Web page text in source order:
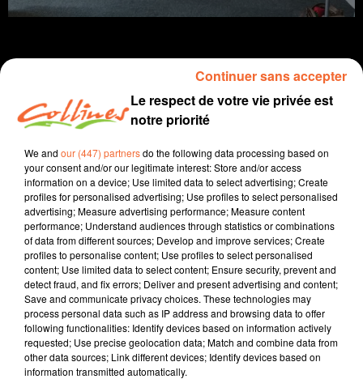
Infos
JOURNAL DU MARDI 11 AVRIL ( SOIR )
Patrice Bémanangy
L'info près de chez vous.
Nouvel épisode dans le dossier des bassines. La
justice vient une nouvelle fois de reconnaitre le bien-
fondé de ce projet porté par la Coop de l'Eau.
La seconde édition du job dating consacré à
l'alternance demain à Bressuire. Une 20aine
d'entreprise seront présentes.
L'étang de Beaurepaire situé en deux-sèvres et Maine
Le respect de votre vie privée est
notre priorité
We and our (447) partnersdo the following data processing based on
your consent and/or our legitimate interest: Store and/or access
information on a device; Use limited data to select advertising; Create
profiles for personalised advertising; Use profiles to select personalised
advertising; Measure advertising performance; Measure content
performance; Understand audiences through statistics or combinations
of data from different sources; Develop and improve services; Create
profiles to personalise content; Use profiles to select personalised
content; Use limited data to select content; Ensure security, prevent and
detect fraud, and fix errors; Deliver and present advertising and content;
Save and communicate privacy choices. These technologies may
process personal data such as IP address and browsing data to offer
following functionalities: Identify devices based on information actively
requested; Use precise geolocation data; Match and combine data from
other data sources; Link different devices; Identify devices based on
information transmitted automatically.
Continuer sans accepter